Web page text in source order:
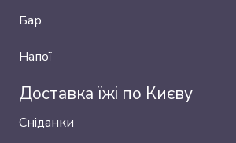
Бар
Напої
Доставка їжі по Києву
Сніданки